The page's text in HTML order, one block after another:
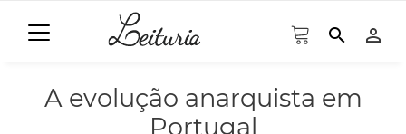
search person_outline
A evolução anarquista em
Portugal